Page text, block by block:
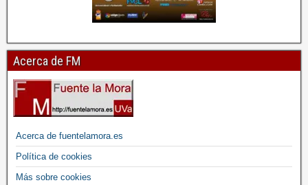
Acerca de FM
Acerca de fuentelamora.es
Política de cookies
Más sobre cookies